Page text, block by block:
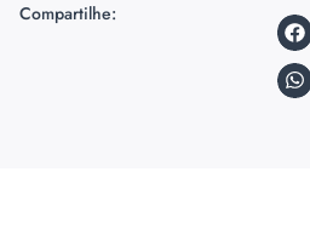
Compartilhe: